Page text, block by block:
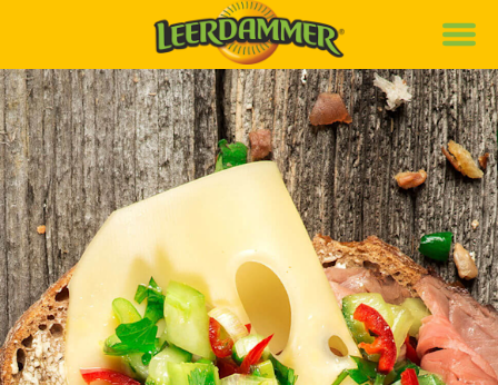
Marke
Rezepte
Produkte
News
Nachhaltigkeit
Karriere